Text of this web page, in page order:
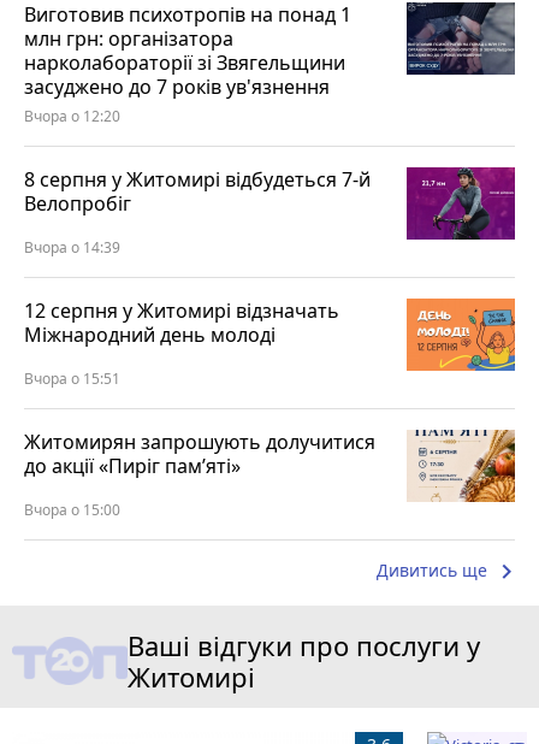
Виготовив психотропів на понад 1
млн грн: організатора
нарколабораторії зі Звягельщини
засуджено до 7 років ув'язнення
Вчора о 12:20
8 серпня у Житомирі відбудеться 7-й
Велопробіг
Вчора о 14:39
12 серпня у Житомирі відзначать
Міжнародний день молоді
Вчора о 15:51
Житомирян запрошують долучитися
до акції «Пиріг пам’яті»
Вчора о 15:00
Дивитись ще keyboard_arrow_right
Ваші відгуки про послуги у
Житомирі